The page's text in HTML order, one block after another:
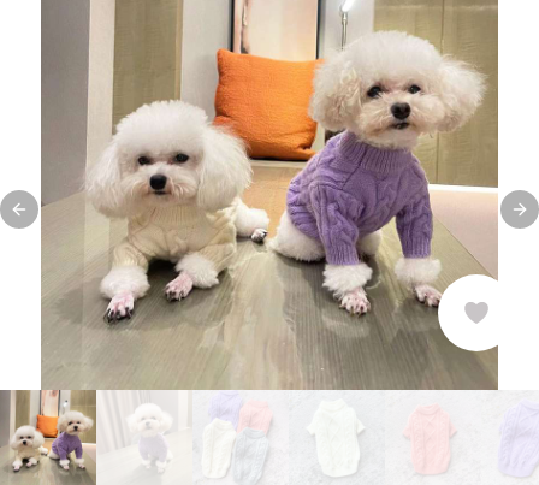
Previous slide